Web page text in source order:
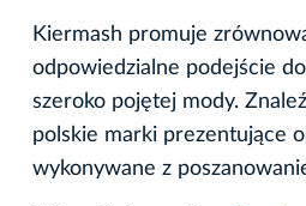
Kiermash promuje
odpowiedzialne podejście
szeroko pojętej mody.
polskie marki prezentujące
wykonywane z